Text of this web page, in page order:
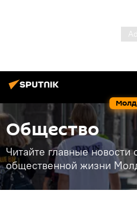
Общество
Читайте главные новости
общественной жизни